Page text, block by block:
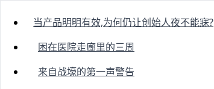
当产品明明有效,为何仍让创始人夜不能寐?
困在医院走廊里的三周
来自战壕的第一声警告